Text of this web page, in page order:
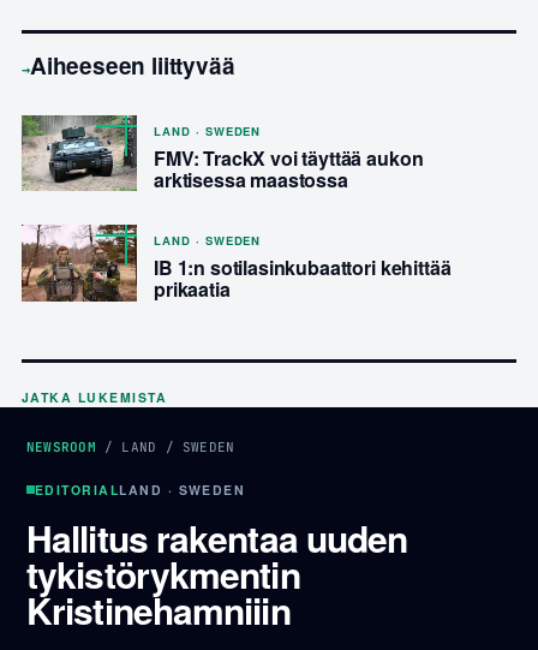
→Aiheeseen liittyvää
LAND · SWEDEN
FMV: TrackX voi täyttää aukon
arktisessa maastossa
LAND · SWEDEN
IB 1:n sotilasinkubaattori kehittää
prikaatia
JATKA LUKEMISTA
NEWSROOM / LAND / SWEDEN
EDITORIALLAND · SWEDEN
Hallitus rakentaa uuden
tykistörykmentin
Kristinehamniiin